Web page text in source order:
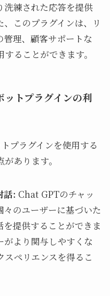
洗練された応答を提供
このプラグインは、リ
管理、顧客サポートな
ることができます。
トプラグインの利
プラグインを使用する
あります。
話: Chat GPTのチャッ
々のユーザーに基づいた
提供することができま
がより関与しやすくな
スペリエンスを得るこ